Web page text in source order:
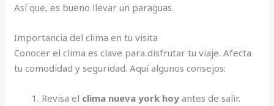
Así que, es bueno llevar un paraguas.
Importancia del clima en tu visita
Conocer el clima es clave para disfrutar tu viaje. Afecta
tu comodidad y seguridad. Aquí algunos consejos:
Revisa el clima nueva york hoy antes de salir.